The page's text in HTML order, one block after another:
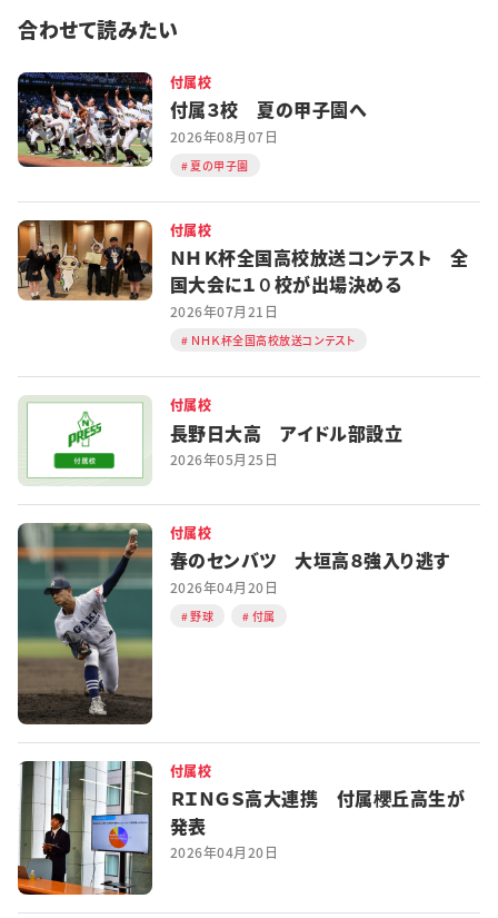
合わせて読みたい
付属校
付属３校 夏の甲子園へ
2026年08月07日
夏の甲子園
付属校
ＮＨＫ杯全国高校放送コンテスト 全
国大会に１０校が出場決める
2026年07月21日
ＮＨＫ杯全国高校放送コンテスト
付属校
長野日大高 アイドル部設立
2026年05月25日
付属校
春のセンバツ 大垣高８強入り逃す
2026年04月20日
野球 付属
付属校
ＲＩＮＧＳ高大連携 付属櫻丘高生が
発表
2026年04月20日